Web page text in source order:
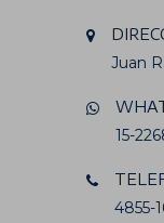
Juan
15-
4855-